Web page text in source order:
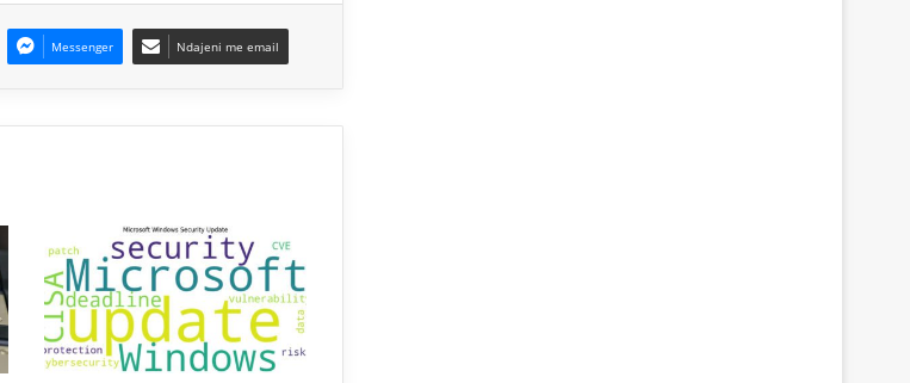
Messenger Ndajeni me email